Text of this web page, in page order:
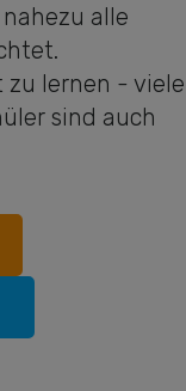
alle
zu lernen - viele
sind auch